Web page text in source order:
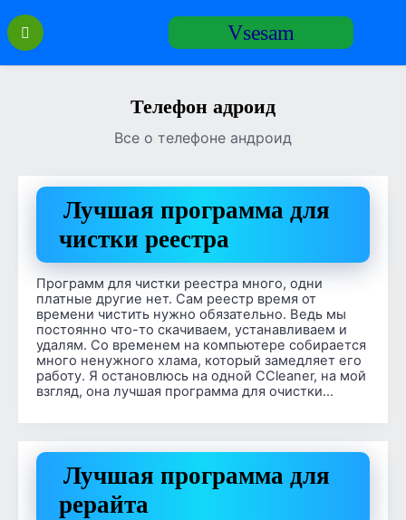
Перейти
содержанию
Vsesam
Телефон адроид
Все о телефоне андроид
Лучшая программа для
чистки реестра
Программ для чистки реестра много, одни
платные другие нет. Сам реестр время от
времени чистить нужно обязательно. Ведь мы
постоянно что-то скачиваем, устанавливаем и
удалям. Со временем на компьютере собирается
много ненужного хлама, который замедляет его
работу. Я остановлюсь на одной CCleaner, на мой
взгляд, она лучшая программа для очистки…
Лучшая программа для
рерайта